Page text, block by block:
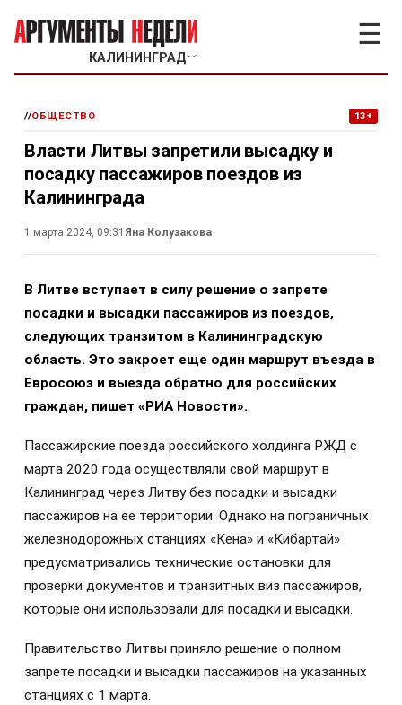
КАЛИНИНГРАД﹀
☰
//ОБЩЕСТВО 13+
Власти Литвы запретили высадку и
посадку пассажиров поездов из
Калининграда
1 марта 2024, 09:31 Яна Колузакова
В Литве вступает в силу решение о запрете
посадки и высадки пассажиров из поездов,
следующих транзитом в Калининградскую
область. Это закроет еще один маршрут въезда в
Евросоюз и выезда обратно для российских
граждан, пишет «РИА Новости».
Пассажирские поезда российского холдинга РЖД с
марта 2020 года осуществляли свой маршрут в
Калининград через Литву без посадки и высадки
пассажиров на ее территории. Однако на пограничных
железнодорожных станциях «Кена» и «Кибартай»
предусматривались технические остановки для
проверки документов и транзитных виз пассажиров,
которые они использовали для посадки и высадки.
Правительство Литвы приняло решение о полном
запрете посадки и высадки пассажиров на указанных
станциях с 1 марта.